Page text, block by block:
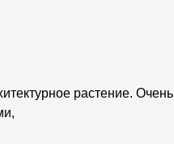
растение. Очень